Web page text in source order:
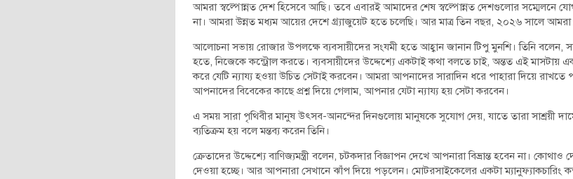
আমরা স্বল্পোন্নত দেশ হিসেবে আছি। তবে এবারই আমাদের শেষ স্বল্পোন্নত দেশগুলোর সম্মেলনে
না। আমরা উন্নত মধ্যম আয়ের দেশে গ্র্যাজুয়েট হতে চলেছি। আর মাত্র তিন বছর, ২০২৬ সালে আমরা
আলোচনা সভায় রোজার উপলক্ষে ব্যবসায়ীদের সংযমী হতে আহ্বান জানান টিপু মুনশি। তিনি বলেন,
হতে, নিজেকে কন্ট্রোল করতে। ব্যবসায়ীদের উদ্দেশ্যে একটাই কথা বলতে চাই, অন্তত এই মাসটায়
করে যেটি ন্যায্য হওয়া উচিত সেটাই করবেন। আমরা আপনাদের সারাদিন ধরে পাহারা দিয়ে রাখতে
আপনাদের বিবেকের কাছে প্রশ্ন দিয়ে গেলাম, আপনার যেটা ন্যায্য হয় সেটা করবেন।
এ সময় সারা পৃথিবীর মানুষ উৎসব-আনন্দের দিনগুলোয় মানুষকে সুযোগ দেয়, যাতে তারা সাশ্রয়ী
ব্যতিক্রম হয় বলে মন্তব্য করেন তিনি।
ক্রেতাদের উদ্দেশ্যে বাণিজ্যমন্ত্রী বলেন, চটকদার বিজ্ঞাপন দেখে আপনারা বিভ্রান্ত হবেন না।
দেওয়া হচ্ছে। আর আপনারা সেখানে ঝাঁপ দিয়ে পড়লেন। মোটরসাইকেলের একটা